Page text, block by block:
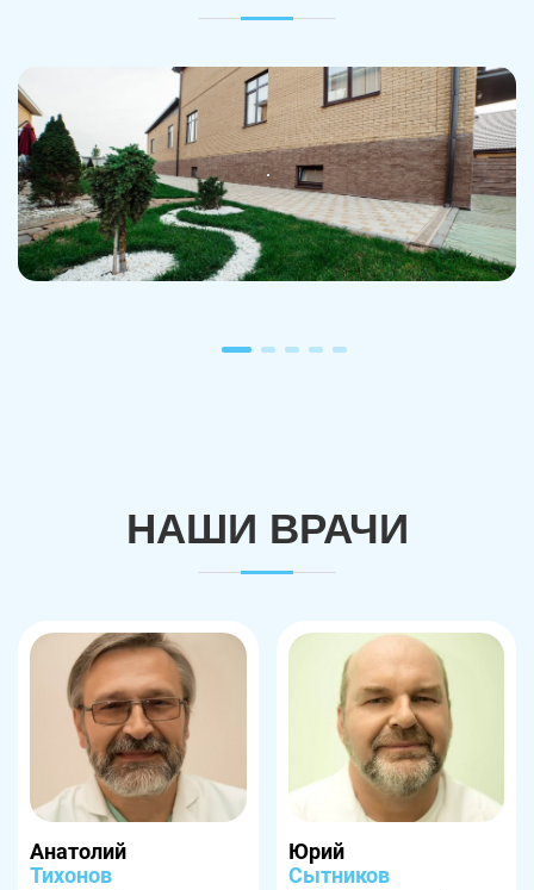
НАШИ ВРАЧИ
Анатолий
Тихонов
Юрий
Сытников